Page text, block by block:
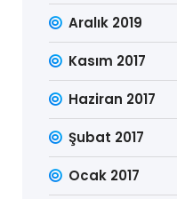
Aralık 2019
Kasım 2017
Haziran 2017
Şubat 2017
Ocak 2017